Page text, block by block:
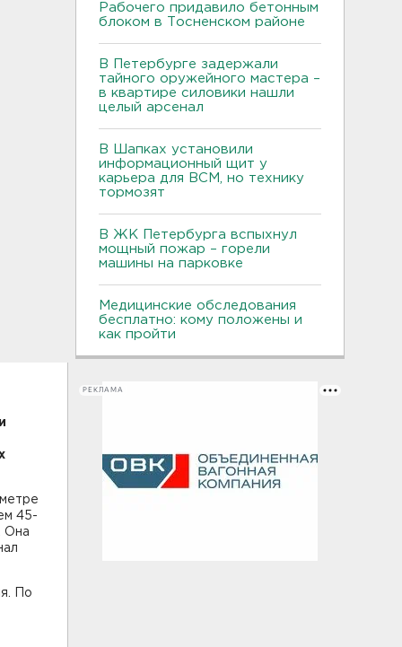
45-
Она
По
Рабочего придавило бетонным
блоком в Тосненском районе
В Петербурге задержали
тайного оружейного мастера –
в квартире силовики нашли
целый арсенал
В Шапках установили
информационный щит у
карьера для ВСМ, но технику
тормозят
В ЖК Петербурга вспыхнул
мощный пожар – горели
машины на парковке
Медицинские обследования
бесплатно: кому положены и
как пройти
РЕКЛАМА